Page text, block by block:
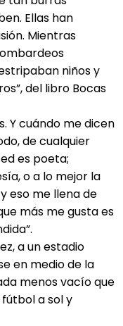
Ellas han
Mientras
niños y
del libro Bocas
Y cuándo me dicen
de cualquier
es poeta;
o a lo mejor la
eso me llena de
más me gusta es
a un estadio
en medio de la
menos vacío que
fútbol a sol y